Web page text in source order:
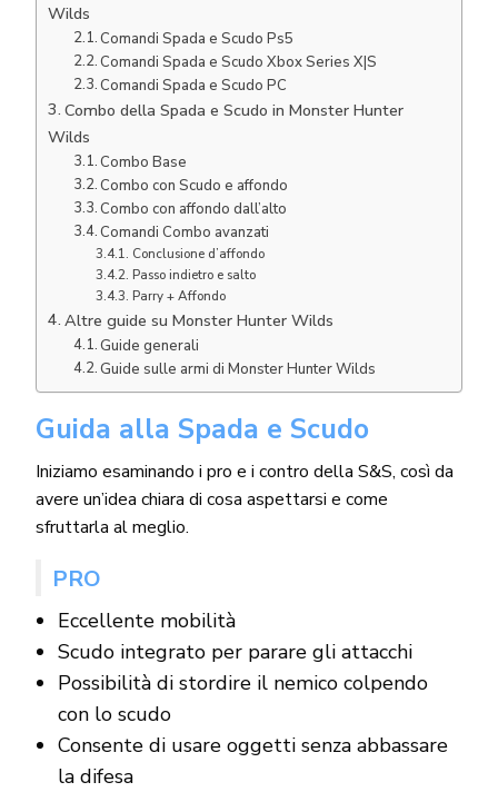
Wilds
Comandi Spada e Scudo Ps5
Comandi Spada e Scudo Xbox Series X|S
Comandi Spada e Scudo PC
Combo della Spada e Scudo in Monster Hunter
Wilds
Combo Base
Combo con Scudo e affondo
Combo con affondo dall’alto
Comandi Combo avanzati
Conclusione d’affondo
Passo indietro e salto
Parry + Affondo
Altre guide su Monster Hunter Wilds
Guide generali
Guide sulle armi di Monster Hunter Wilds
Guida alla Spada e Scudo
Iniziamo esaminando i pro e i contro della S&S, così da
avere un’idea chiara di cosa aspettarsi e come
sfruttarla al meglio.
PRO
Eccellente mobilità
Scudo integrato per parare gli attacchi
Possibilità di stordire il nemico colpendo
con lo scudo
Consente di usare oggetti senza abbassare
la difesa